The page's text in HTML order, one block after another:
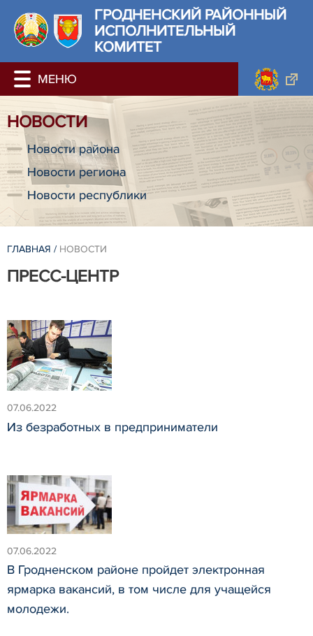
ГРОДНЕНСКИЙ РАЙОННЫЙ
ИСПОЛНИТЕЛЬНЫЙ
КОМИТЕТ
НОВОСТИ
Новости района
Новости региона
Новости республики
ГЛАВНАЯ / НОВОСТИ
ПРЕСС-ЦЕНТР
07.06.2022
Из безработных в предприниматели
07.06.2022
В Гродненском районе пройдет электронная
ярмарка вакансий, в том числе для учащейся
молодежи.